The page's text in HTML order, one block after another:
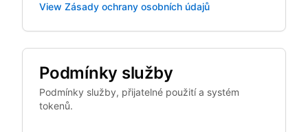
View Zásady ochrany osobních údajů
Podmínky služby
Podmínky služby, přijatelné použití a systém
tokenů.